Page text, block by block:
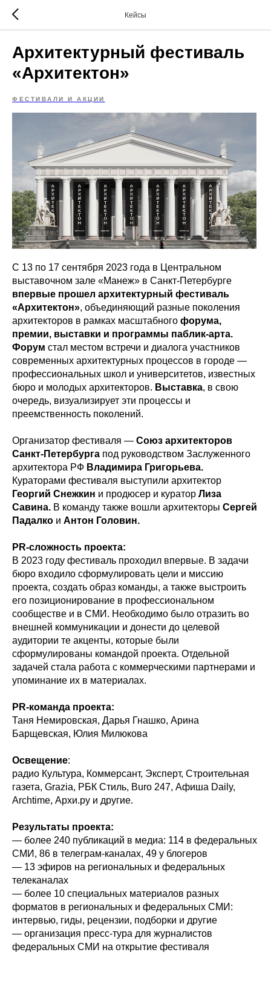
Кейсы
Архитектурный фестиваль
«Архитектон»
ФЕСТИВАЛИ И АКЦИИ
С 13 по 17 сентября 2023 года в Центральном
выставочном зале «Манеж» в Санкт-Петербурге
впервые прошел архитектурный фестиваль
«Архитектон», объединяющий разные поколения
архитекторов в рамках масштабного форума,
премии, выставки и программы паблик-арта.
Форум стал местом встречи и диалога участников
современных архитектурных процессов в городе —
профессиональных школ и университетов, известных
бюро и молодых архитекторов. Выставка, в свою
очередь, визуализирует эти процессы и
преемственность поколений.
Организатор фестиваля — Союз архитекторов
Санкт-Петербурга под руководством Заслуженного
архитектора РФ Владимира Григорьева.
Кураторами фестиваля выступили архитектор
Георгий Снежкин и продюсер и куратор Лиза
Савина. В команду также вошли архитекторы Сергей
Падалко и Антон Головин.
PR-сложность проекта:
В 2023 году фестиваль проходил впервые. В задачи
бюро входило сформулировать цели и миссию
проекта, создать образ команды, а также выстроить
его позиционирование в профессиональном
сообществе и в СМИ. Необходимо было отразить во
внешней коммуникации и донести до целевой
аудитории те акценты, которые были
сформулированы командой проекта. Отдельной
задачей стала работа с коммерческими партнерами и
упоминание их в материалах.
PR-команда проекта:
Таня Немировская, Дарья Гнашко, Арина
Барщевская, Юлия Милюкова
Освещение:
радио Культура, Коммерсант, Эксперт, Строительная
газета, Grazia, РБК Стиль, Buro 247, Афиша Daily,
Archtime, Архи.ру и другие.
Результаты проекта:
— более 240 публикаций в медиа: 114 в федеральных
СМИ, 86 в телеграм-каналах, 49 у блогеров
— 13 эфиров на региональных и федеральных
телеканалах
— более 10 специальных материалов разных
форматов в региональных и федеральных СМИ:
интервью, гиды, рецензии, подборки и другие
— организация пресс-тура для журналистов
федеральных СМИ на открытие фестиваля